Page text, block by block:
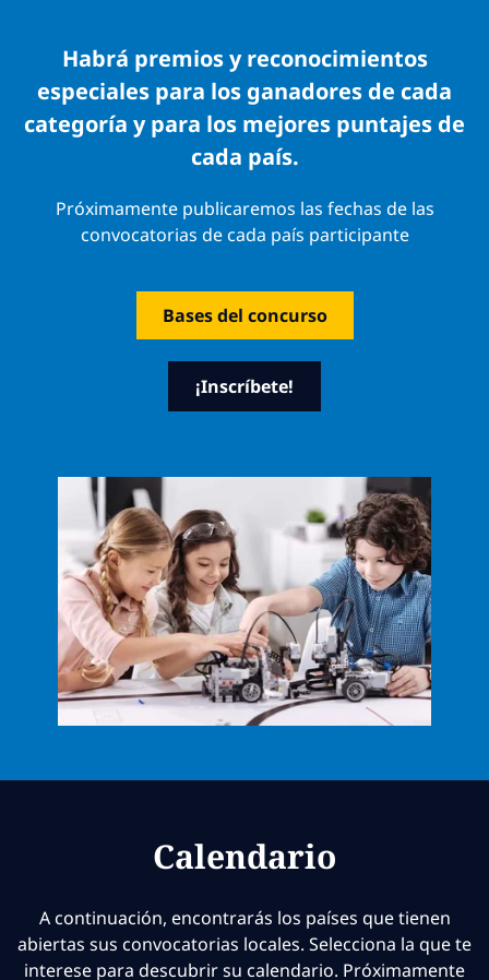
Habrá premios y reconocimientos
especiales para los ganadores de cada
categoría y para los mejores puntajes de
cada país.
Próximamente publicaremos las fechas de las
convocatorias de cada país participante
Bases del concurso
¡Inscríbete!
Calendario
A continuación, encontrarás los países que tienen
abiertas sus convocatorias locales. Selecciona la que te
interese para descubrir su calendario. Próximamente